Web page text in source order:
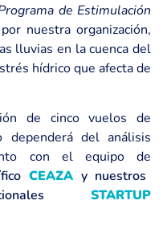
de Estimulación
nuestra organización,
lluvias en la cuenca del
hídrico que afecta de
de cinco vuelos de
dependerá del análisis
con el equipo de
CEAZAy nuestros
STARTUP